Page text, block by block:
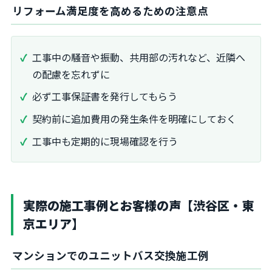
リフォーム満足度を高めるための注意点
工事中の騒音や振動、共用部の汚れなど、近隣へ
の配慮を忘れずに
必ず工事保証書を発行してもらう
契約前に追加費用の発生条件を明確にしておく
工事中も定期的に現場確認を行う
実際の施工事例とお客様の声【渋谷区・東
京エリア】
マンションでのユニットバス交換施工例